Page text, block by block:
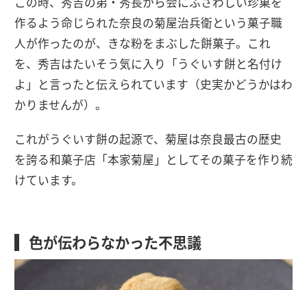
作るよう命じられた奈良の菊屋治兵衛という菓子職
人が作ったのが、きな粉をまぶした餅菓子。これ
を、秀吉はたいそう気に入り「うぐいす餅と名付け
よ」と言ったと伝えられています（史実かどうかはわ
かりませんが）。
これがうぐいす餅の起源で、菊屋は奈良最古の歴史
を誇る和菓子店「本家菊屋」としてその菓子を作り続
けています。
色が伝わらなかった不思議